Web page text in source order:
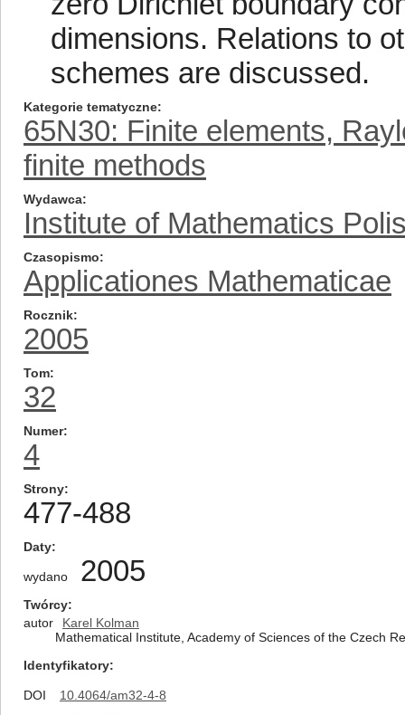
dimensions. Relations to
schemes are discussed.
Kategorie tematyczne
65N30: Finite elements,
finite methods
Wydawca
Institute of Mathematics
Czasopismo
Applicationes Mathematicae
Rocznik
2005
Tom
32
Numer
4
Strony
477-488
Daty
wydano 2005
Twórcy
autor
Karel Kolman
Mathematical Institute, Academy of Sciences of the Czech
Identyfikatory
DOI
10.4064/am32-4-8